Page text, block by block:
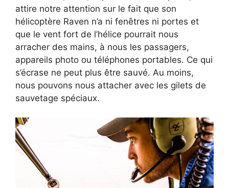
attire notre attention sur le fait que son
hélicoptère Raven n’a ni fenêtres ni portes et
que le vent fort de l’hélice pourrait nous
arracher des mains, à nous les passagers,
appareils photo ou téléphones portables. Ce qui
s’écrase ne peut plus être sauvé. Au moins,
nous pouvons nous attacher avec les gilets de
sauvetage spéciaux.